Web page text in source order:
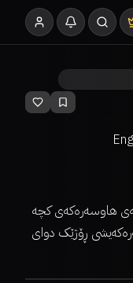
هاوسەرەکەی کچە
ڕۆژێک دوای